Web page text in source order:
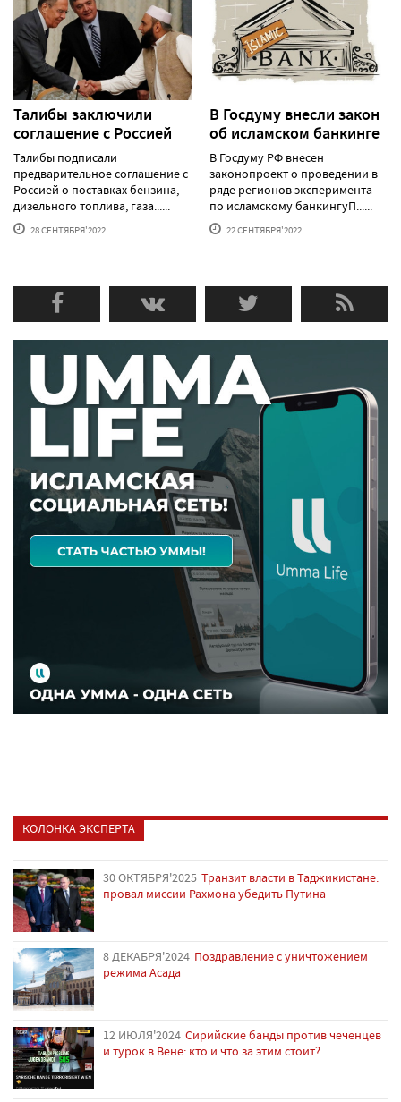
Талибы заключили
соглашение с Россией
Талибы подписали
предварительное соглашение с
Россией о поставках бензина,
дизельного топлива, газа......
28 СЕНТЯБРЯ'2022
В Госдуму внесли закон
об исламском банкинге
В Госдуму РФ внесен
законопроект о проведении в
ряде регионов эксперимента
по исламскому банкингуП......
22 СЕНТЯБРЯ'2022
КОЛОНКА ЭКСПЕРТА
30 ОКТЯБРЯ'2025 Транзит власти в Таджикистане:
провал миссии Рахмона убедить Путина
8 ДЕКАБРЯ'2024 Поздравление с уничтожением
режима Асада
12 ИЮЛЯ'2024 Сирийские банды против чеченцев
и турок в Вене: кто и что за этим стоит?